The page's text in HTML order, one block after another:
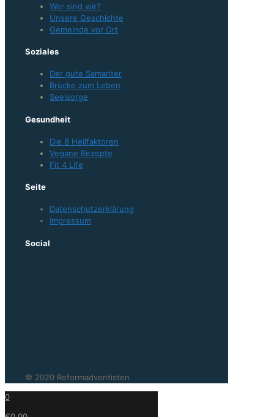
Wer sind wir?
Unsere Geschichte
Gemeinde vor Ort
Soziales
Der gute Samariter
Brücke zum Leben
Seelsorge
Gesundheit
Die 8 Heilfaktoren
Vegane Rezepte
Fit 4 Life
Seite
Datenschutzerklärung
Impressum
Social
© 2020 Reformadventisten
0